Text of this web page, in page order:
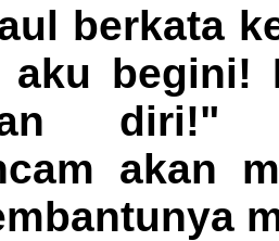
berkata
aku begini!
diri!"
akan